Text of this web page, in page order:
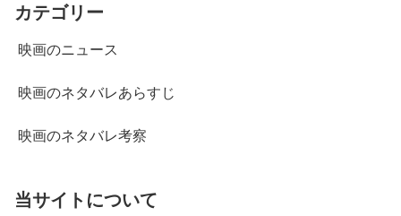
カテゴリー
映画のニュース
映画のネタバレあらすじ
映画のネタバレ考察
当サイトについて